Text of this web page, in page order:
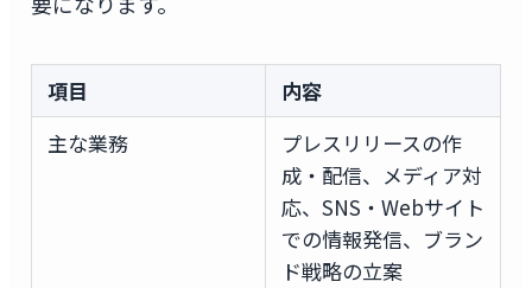
項目
内容
主な業務
プレスリリースの作
成・配信、メディア対
応、SNS・Webサイト
での情報発信、ブラン
ド戦略の立案